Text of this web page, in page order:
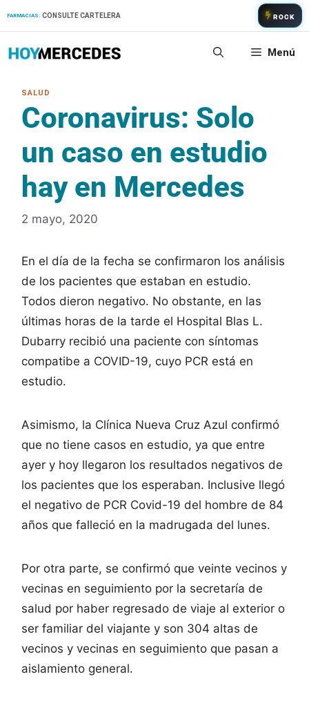
FARMACIAS: CONSULTE CARTELERA ROCK
Menú
Coronavirus: Solo
un caso en estudio
hay en Mercedes
2 mayo, 2020
En el día de la fecha se confirmaron los análisis
de los pacientes que estaban en estudio.
Todos dieron negativo. No obstante, en las
últimas horas de la tarde el Hospital Blas L.
Dubarry recibió una paciente con síntomas
compatibe a COVID-19, cuyo PCR está en
estudio.
Asimismo, la Clínica Nueva Cruz Azul confirmó
que no tiene casos en estudio, ya que entre
ayer y hoy llegaron los resultados negativos de
los pacientes que los esperaban. Inclusive llegó
el negativo de PCR Covid-19 del hombre de 84
años que falleció en la madrugada del lunes.
Por otra parte, se confirmó que veinte vecinos y
vecinas en seguimiento por la secretaría de
salud por haber regresado de viaje al exterior o
ser familiar del viajante y son 304 altas de
vecinos y vecinas en seguimiento que pasan a
aislamiento general.